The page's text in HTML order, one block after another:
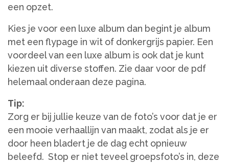
een opzet.
Kies je voor een luxe album dan begint je album
met een flypage in wit of donkergrijs papier. Een
voordeel van een luxe album is ook dat je kunt
kiezen uit diverse stoffen. Zie daar voor de pdf
helemaal onderaan deze pagina.
Tip:
Zorg er bij jullie keuze van de foto’s voor dat je er
een mooie verhaallijn van maakt, zodat als je er
door heen bladert je de dag echt opnieuw
beleefd. Stop er niet teveel groepsfoto’s in, deze